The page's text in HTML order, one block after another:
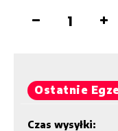
Ostatnie
Czas wysyłki: